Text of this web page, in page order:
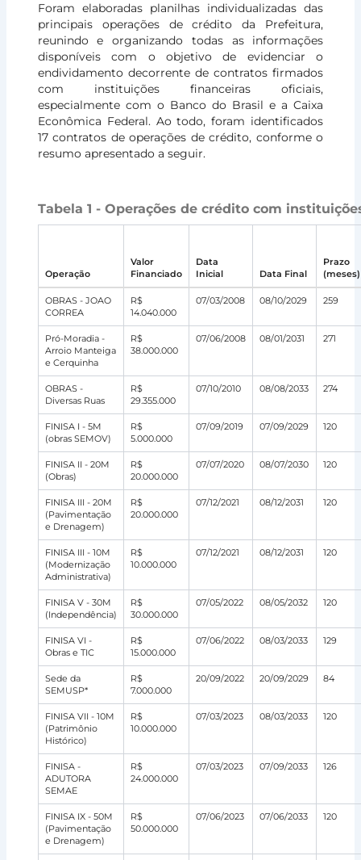
Foram elaboradas planilhas individualizadas das
principais operações de crédito da Prefeitura,
reunindo e organizando todas as informações
disponíveis com o objetivo de evidenciar o
endividamento decorrente de contratos firmados
com instituições financeiras oficiais,
especialmente com o Banco do Brasil e a Caixa
Econômica Federal. Ao todo, foram identificados
17 contratos de operações de crédito, conforme o
resumo apresentado a seguir.
Tabela 1 - Operações de crédito com
Operação
Valor
Financiado
Data
Inicial
Data Final
Prazo
(meses)
OBRAS - JOAO
CORREA
R$
14.040.000
07/03/2008 08/10/2029 259
Pró-Moradia -
Arroio Manteiga
e Cerquinha
R$
38.000.000
07/06/2008 08/01/2031 271
OBRAS -
Diversas Ruas
R$
29.355.000
07/10/2010 08/08/2033 274
FINISA I - 5M
(obras SEMOV)
R$
5.000.000
07/09/2019 07/09/2029 120
FINISA II - 20M
(Obras)
R$
20.000.000
07/07/2020 08/07/2030 120
FINISA III - 20M
(Pavimentação
e Drenagem)
R$
20.000.000
07/12/2021 08/12/2031 120
FINISA III - 10M
(Modernização
Administrativa)
R$
10.000.000
07/12/2021 08/12/2031 120
FINISA V - 30M
(Independência)
R$
30.000.000
07/05/2022 08/05/2032 120
FINISA VI -
Obras e TIC
R$
15.000.000
07/06/2022 08/03/2033 129
Sede da
SEMUSP*
R$
7.000.000
20/09/2022 20/09/2029 84
FINISA VII - 10M
(Patrimônio
Histórico)
R$
10.000.000
07/03/2023 08/03/2033 120
FINISA -
ADUTORA
SEMAE
R$
24.000.000
07/03/2023 07/09/2033 126
FINISA IX - 50M
(Pavimentação
e Drenagem)
R$
50.000.000
07/06/2023 07/06/2033 120